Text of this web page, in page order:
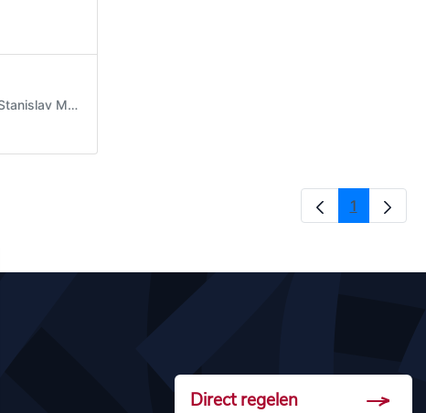
Modified 6 Years ago by Stanislav Moskalenko.
Page
1
Direct regelen